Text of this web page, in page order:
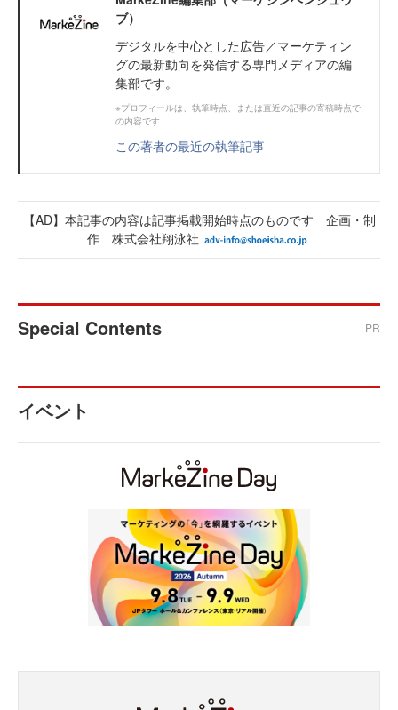
ブ）
デジタルを中心とした広告／マーケティン
グの最新動向を発信する専門メディアの編
集部です。
※プロフィールは、執筆時点、または直近の記事の寄稿時点で
の内容です
この著者の最近の執筆記事
【AD】本記事の内容は記事掲載開始時点のものです 企画・制
作 株式会社翔泳社
Special Contents PR
イベント